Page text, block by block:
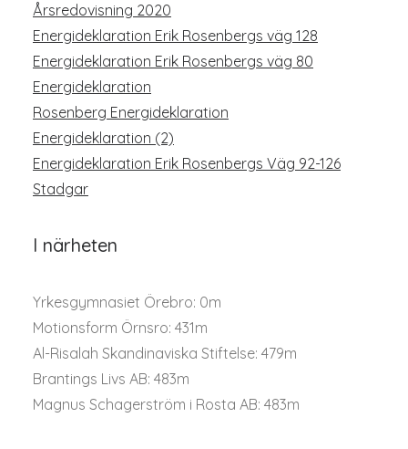
Årsredovisning 2020
Energideklaration Erik Rosenbergs väg 128
Energideklaration Erik Rosenbergs väg 80
Energideklaration
Rosenberg Energideklaration
Energideklaration (2)
Energideklaration Erik Rosenbergs Väg 92-126
Stadgar
I närheten
Yrkesgymnasiet Örebro: 0m
Motionsform Örnsro: 431m
Al-Risalah Skandinaviska Stiftelse: 479m
Brantings Livs AB: 483m
Magnus Schagerström i Rosta AB: 483m